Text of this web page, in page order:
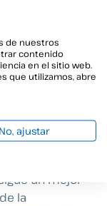
común
para la
digital, se
las
a programas
de
un mejor
la
de nuestros
contenido
en el sitio web.
que utilizamos, abre
No, ajustar